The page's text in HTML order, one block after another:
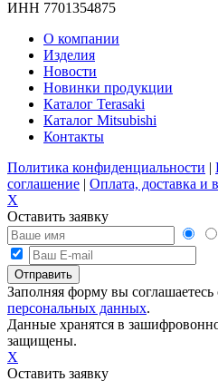
ИНН 7701354875
О компании
Изделия
Новости
Новинки продукции
Каталог Terasaki
Каталог Mitsubishi
Контакты
Политика конфиденциальности |
соглашение | Оплата, доставка и
X
Оставить заявку
Заполняя форму вы соглашаетесь
персональных данных.
Данные хранятся в
защищены.
X
Оставить заявку